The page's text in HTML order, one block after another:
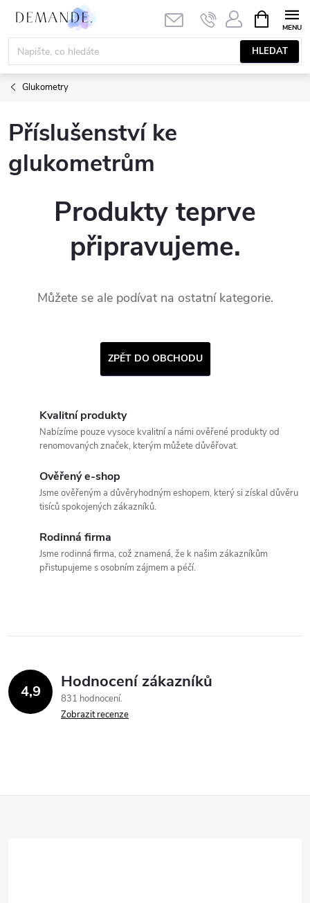
obsah
HLEDAT
NÁKUPNÍ
KOŠÍK
Glukometry
Příslušenství ke
glukometrům
Produkty teprve
připravujeme.
Můžete se ale podívat na ostatní kategorie.
ZPĚT DO OBCHODU
Kvalitní produkty
Nabízíme pouze vysoce kvalitní a námi ověřené produkty od
renomovaných značek, kterým můžete důvěřovat.
Ověřený e-shop
Jsme ověřeným a důvěryhodným eshopem, který si získal důvěru
tisíců spokojených zákazníků.
Rodinná firma
Jsme rodinná firma, což znamená, že k našim zákazníkům
přistupujeme s osobním zájmem a péčí.
4,9 Hodnocení zákazníků
831 hodnocení
Zobrazit recenze